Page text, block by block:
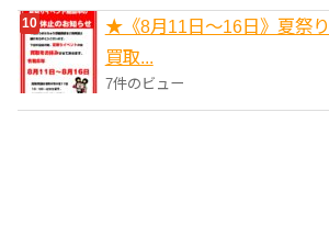
★《8月11日～16日》夏祭
買取...
7件のビュー